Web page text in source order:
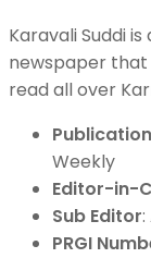
Karavali Suddi
newspaper that
read all over
Weekly
Editor-in-
Sub Editor
PRGI